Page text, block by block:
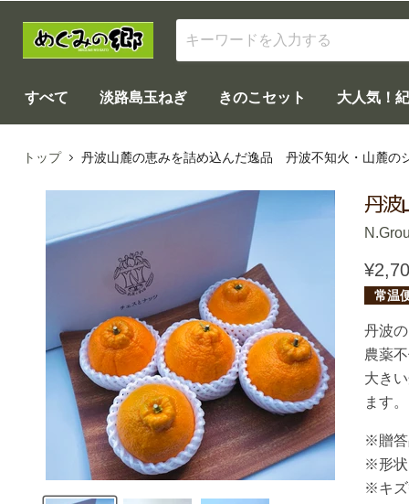
すべて 淡路島玉ねぎ きのこセット 大人気！
トップ 丹波山麓の恵みを詰め込んだ逸品 丹波不知火・山麓の
丹波
常温
丹波
農薬
大き
ます。
※贈答
※形状
※キズ